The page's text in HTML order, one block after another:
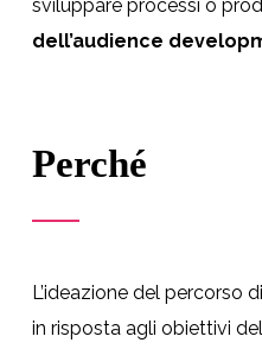
sviluppare processi o
dell’audience
Perché
L’ideazione del percorso
in risposta agli obiettivi